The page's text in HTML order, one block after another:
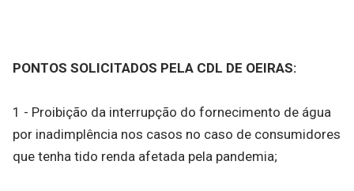
PONTOS SOLICITADOS PELA CDL DE OEIRAS:
1 - Proibição da interrupção do fornecimento de água
por inadimplência nos casos no caso de consumidores
que tenha tido renda afetada pela pandemia;